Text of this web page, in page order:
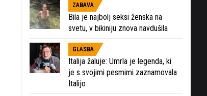
ZABAVA
Bila je najbolj seksi ženska na
svetu, v bikiniju znova navdušila
GLASBA
Italija žaluje: Umrla je legenda, ki
je s svojimi pesmimi zaznamovala
Italijo